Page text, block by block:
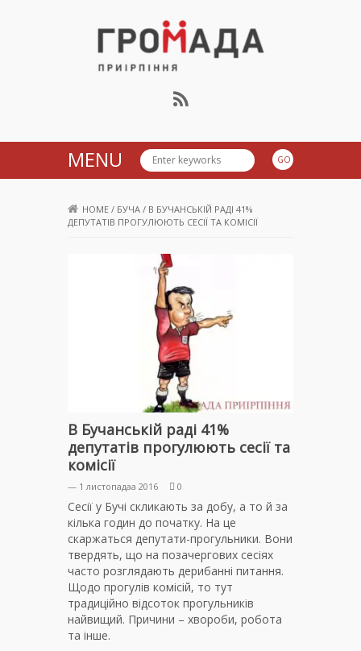
Громада Приірпіння
MENU
HOME / БУЧА / В БУЧАНСЬКІЙ РАДІ 41%
ДЕПУТАТІВ ПРОГУЛЮЮТЬ СЕСІЇ ТА КОМІСІЇ
В Бучанській раді 41%
депутатів прогулюють сесії та
комісії
— 1 листопадаа 2016 0
Сесії у Бучі скликають за добу, а то й за
кілька годин до початку. На це
скаржаться депутати-прогульники. Вони
твердять, що на позачергових сесіях
часто розглядають дерибанні питання.
Щодо прогулів комісій, то тут
традиційно відсоток прогульників
найвищий. Причини – хвороби, робота
та інше.